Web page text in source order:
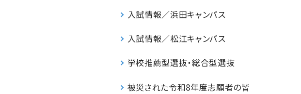
入試情報／浜田キャンパス
入試情報／松江キャンパス
学校推薦型選抜・総合型選抜
被災された令和8年度志願者の皆